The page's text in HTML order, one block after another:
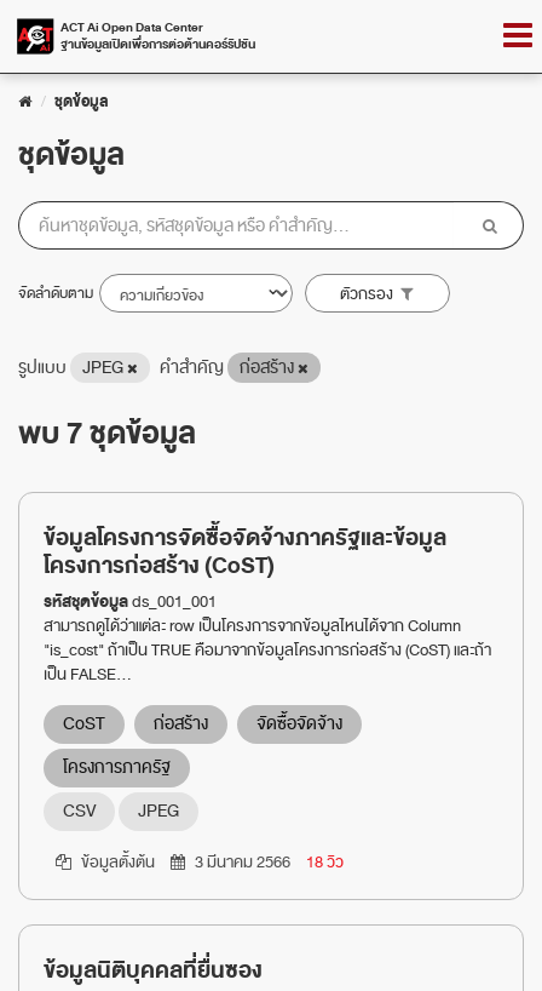
Skip
ACT Ai Open Data Center
ฐานข้อมูลเปิดเพื่อการต่อต้านคอร์รัปชัน
ชุดข้อมูล
ชุดข้อมูล
จัดลำดับตาม ตัวกรอง
รูปแบบ JPEG คำสำคัญ ก่อสร้าง
พบ 7 ชุดข้อมูล
ข้อมูลโครงการจัดซื้อจัดจ้างภาครัฐและข้อมูล
โครงการก่อสร้าง (CoST)
รหัสชุดข้อมูลds_001_001
สามารถดูได้ว่าแต่ละ row เป็นโครงการจากข้อมูลไหนได้จาก Column
"is_cost" ถ้าเป็น TRUE คือมาจากข้อมูลโครงการก่อสร้าง (CoST) และถ้า
เป็น FALSE...
CoST ก่อสร้าง
จัดซื้อจัดจ้าง
โครงการภาครัฐ
CSV
JPEG
ข้อมูลตั้งต้น 3 มีนาคม 2566 18 วิว
ข้อมูลนิติบุคคลที่ยื่นซอง